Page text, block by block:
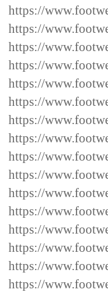
https://
https://
https://
https://
https://
https://
https://
https://
https://
https://
https://
https://
https://
https://
https://
https://